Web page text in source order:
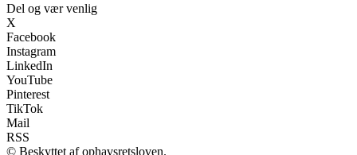
Del og vær venlig
X
Facebook
Instagram
LinkedIn
YouTube
Pinterest
TikTok
Mail
RSS
© Beskyttet af ophavsretsloven.